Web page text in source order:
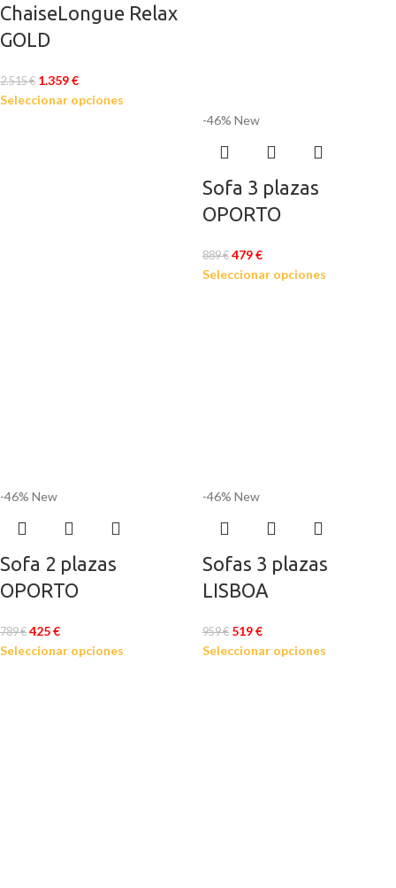
ChaiseLongue Relax
GOLD
2.515€ 1.359€
Seleccionar opciones
-46% New
Sofa 3 plazas
OPORTO
889€ 479€
Seleccionar opciones
-46% New
Sofa 2 plazas
OPORTO
789€ 425€
Seleccionar opciones
-46% New
Sofas 3 plazas
LISBOA
959€ 519€
Seleccionar opciones